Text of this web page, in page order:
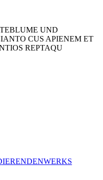
UND
CUS APIENEM ET
REPTAQU